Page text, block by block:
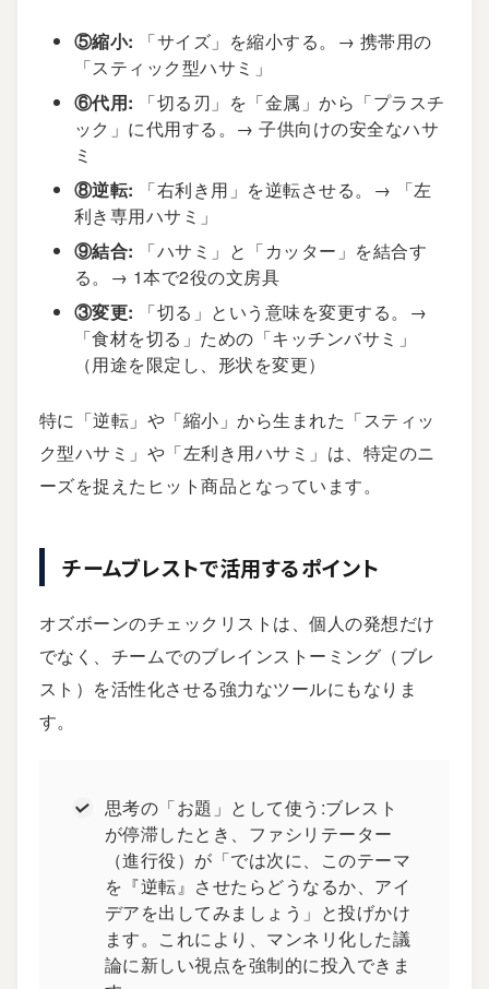
⑤縮小: 「サイズ」を縮小する。→ 携帯用の
「スティック型ハサミ」
⑥代用: 「切る刃」を「金属」から「プラスチ
ック」に代用する。→ 子供向けの安全なハサ
ミ
⑧逆転: 「右利き用」を逆転させる。→ 「左
利き専用ハサミ」
⑨結合: 「ハサミ」と「カッター」を結合す
る。→ 1本で2役の文房具
③変更: 「切る」という意味を変更する。→
「食材を切る」ための「キッチンバサミ」
（用途を限定し、形状を変更）
特に「逆転」や「縮小」から生まれた「スティッ
ク型ハサミ」や「左利き用ハサミ」は、特定のニ
ーズを捉えたヒット商品となっています。
チームブレストで活用するポイント
オズボーンのチェックリストは、個人の発想だけ
でなく、チームでのブレインストーミング（ブレ
スト）を活性化させる強力なツールにもなりま
す。
思考の「お題」として使う:ブレスト
が停滞したとき、ファシリテーター
（進行役）が「では次に、このテーマ
を『逆転』させたらどうなるか、アイ
デアを出してみましょう」と投げかけ
ます。これにより、マンネリ化した議
論に新しい視点を強制的に投入できま